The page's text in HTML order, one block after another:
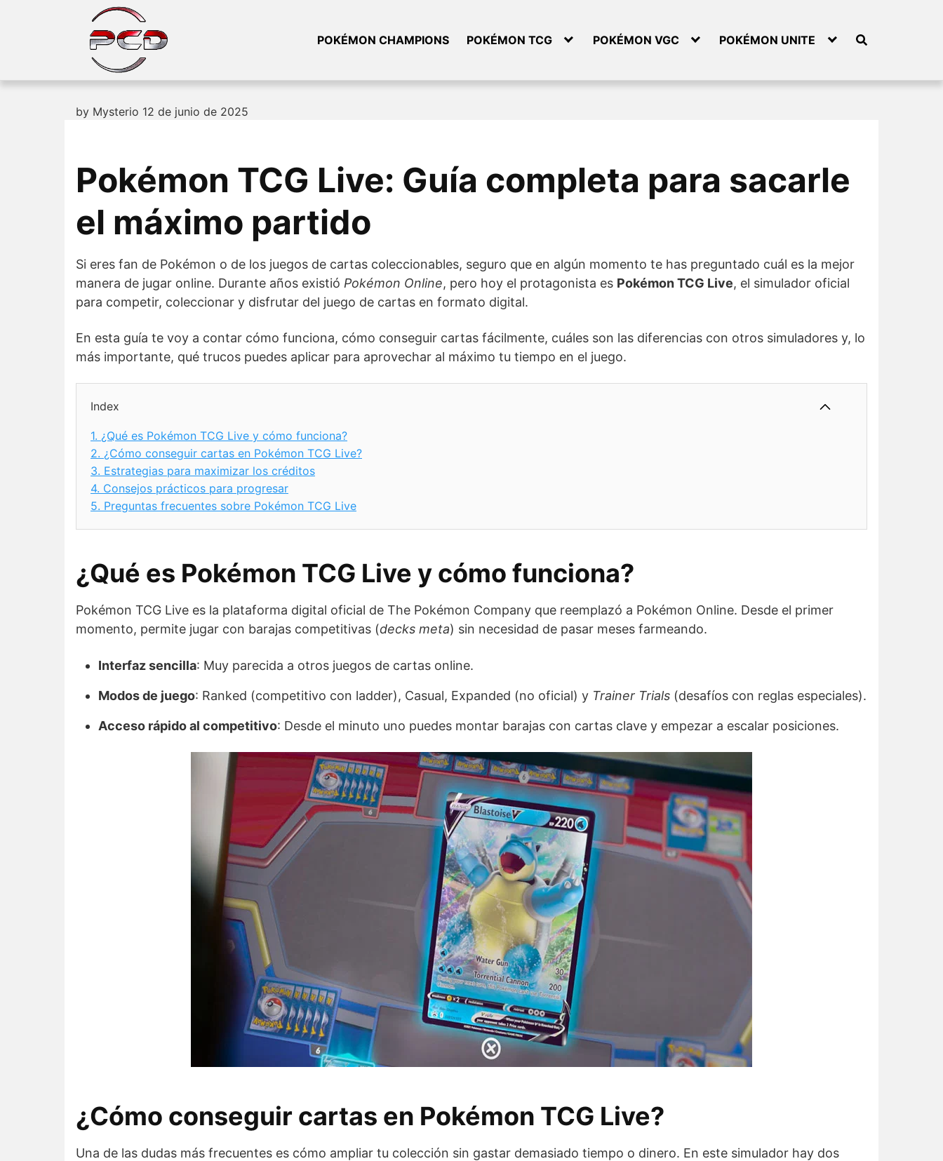
POKÉMON CHAMPIONS POKÉMON TCG POKÉMON VGC POKÉMON UNITE
by Mysterio 12 de junio de 2025
Pokémon TCG Live: Guía completa para sacarle
el máximo partido
Si eres fan de Pokémon o de los juegos de cartas coleccionables, seguro que en algún momento te has preguntado cuál es la mejor
manera de jugar online. Durante años existió Pokémon Online, pero hoy el protagonista es Pokémon TCG Live, el simulador oficial
para competir, coleccionar y disfrutar del juego de cartas en formato digital.
En esta guía te voy a contar cómo funciona, cómo conseguir cartas fácilmente, cuáles son las diferencias con otros simuladores y, lo
más importante, qué trucos puedes aplicar para aprovechar al máximo tu tiempo en el juego.
Index
1. ¿Qué es Pokémon TCG Live y cómo funciona?
2. ¿Cómo conseguir cartas en Pokémon TCG Live?
3. Estrategias para maximizar los créditos
4. Consejos prácticos para progresar
5. Preguntas frecuentes sobre Pokémon TCG Live
¿Qué es Pokémon TCG Live y cómo funciona?
Pokémon TCG Live es la plataforma digital oficial de The Pokémon Company que reemplazó a Pokémon Online. Desde el primer
momento, permite jugar con barajas competitivas (decks meta) sin necesidad de pasar meses farmeando.
Interfaz sencilla: Muy parecida a otros juegos de cartas online.
Modos de juego: Ranked (competitivo con ladder), Casual, Expanded (no oficial) y Trainer Trials (desafíos con reglas especiales).
Acceso rápido al competitivo: Desde el minuto uno puedes montar barajas con cartas clave y empezar a escalar posiciones.
¿Cómo conseguir cartas en Pokémon TCG Live?
Una de las dudas más frecuentes es cómo ampliar tu colección sin gastar demasiado tiempo o dinero. En este simulador hay dos